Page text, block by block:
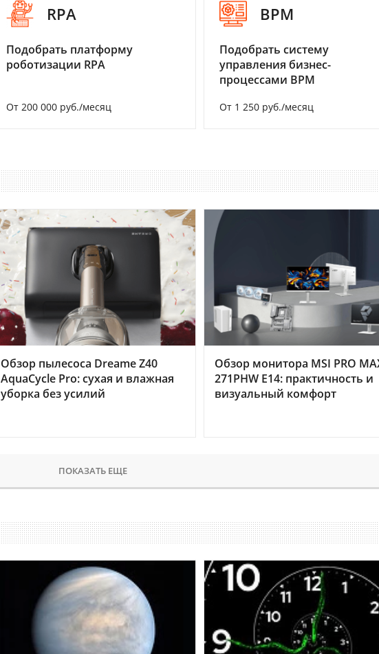
RPA
Подобрать платформу
роботизации RPA
От 200 000 руб./месяц
BPM
Подобрать систему
управления бизнес-
процессами BPM
От 1 250 руб./месяц
Обзор пылесоса Dreame Z40
AquaCycle Pro: сухая и влажная
уборка без усилий
Обзор монитора MSI PRO
271PHW E14: практичность и
визуальный комфорт
ПОКАЗАТЬ ЕЩЕ